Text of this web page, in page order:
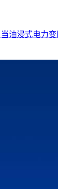
油浸式电力